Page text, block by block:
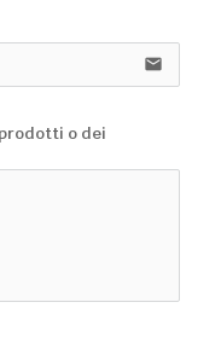
email
o dei